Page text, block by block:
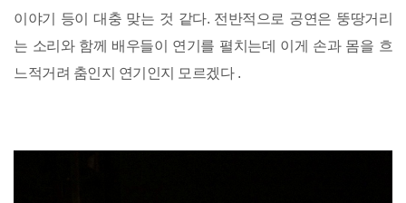
이야기 등이 대충 맞는 것 같다. 전반적으로 공연은 뚱땅거리
는 소리와 함께 배우들이 연기를 펼치는데 이게 손과 몸을 흐
느적거려 춤인지 연기인지 모르겠다 .